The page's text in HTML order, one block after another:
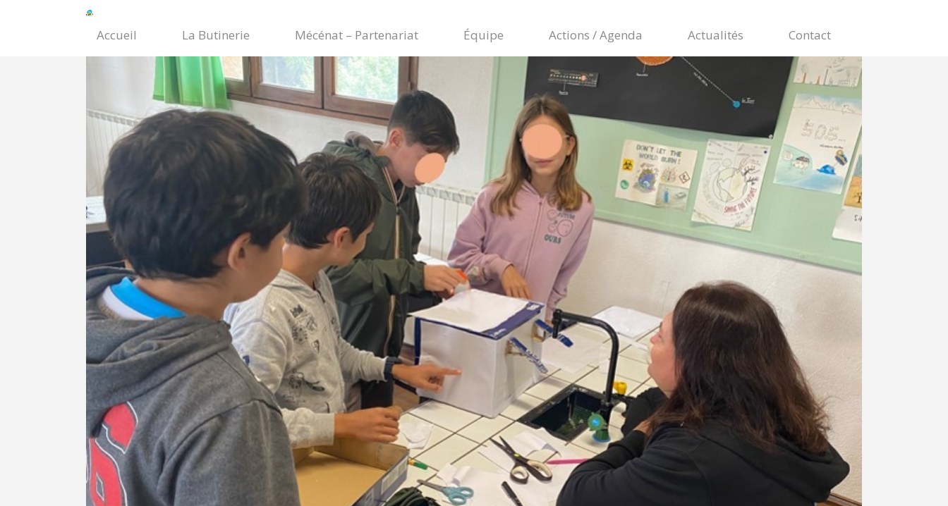
Accueil La Butinerie Mécénat – Partenariat Équipe Actions / Agenda Actualités Contact